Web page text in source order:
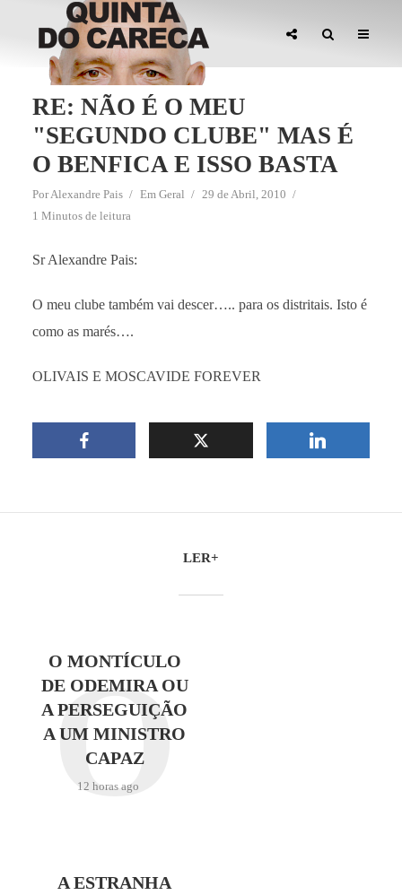
RE: NÃO É O MEU
"SEGUNDO CLUBE" MAS É
O BENFICA E ISSO BASTA
PorAlexandre Pais Em Geral
29 de Abril, 2010
1 Minutos de leitura
Sr Alexandre Pais:
O meu clube também vai descer….. para os distritais. Isto é
como as marés….
OLIVAIS E MOSCAVIDE FOREVER
LER+
O MONTÍCULO
DE ODEMIRA OU
A PERSEGUIÇÃO
A UM MINISTRO
CAPAZ
12 horas ago
O
A ESTRANHA